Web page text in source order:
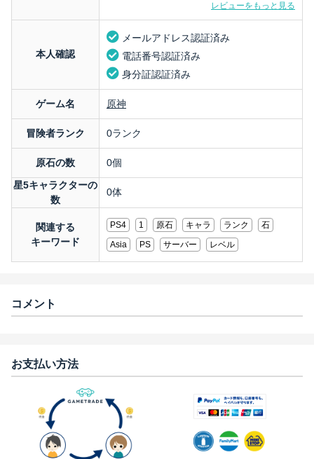
レビューをもっと見る
本人確認
メールアドレス認証済み
電話番号認証済み
身分証認証済み
ゲーム名 原神
冒険者ランク 0ランク
原石の数
0個
星5キャラクターの
数
0体
関連する
キーワード
PS4 1 原石 キャラ ランク
石
Asia
PS サーバー レベル
コメント
お支払い方法